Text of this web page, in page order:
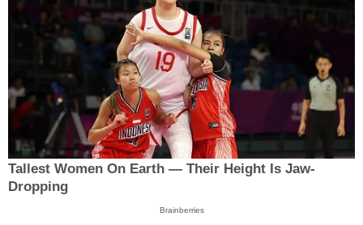
Tallest Women On Earth — Their Height Is Jaw-
Dropping
Brainberries